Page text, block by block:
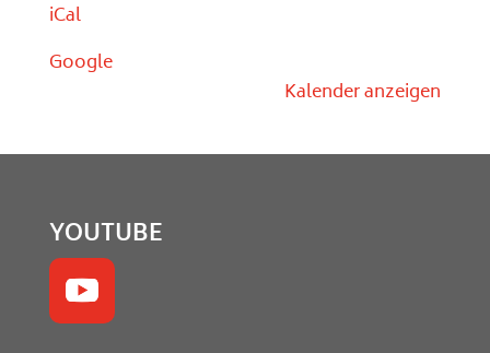
iCal
Google
Kalender anzeigen
YOUTUBE